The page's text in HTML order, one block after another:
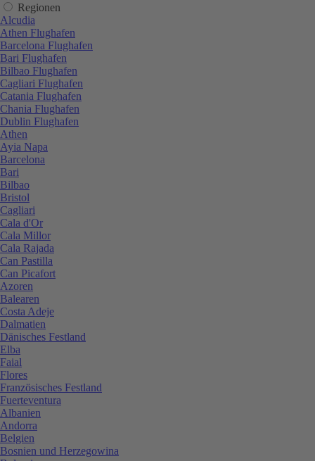
Regionen
Alcudia
Athen Flughafen
Barcelona Flughafen
Bari Flughafen
Bilbao Flughafen
Cagliari Flughafen
Catania Flughafen
Chania Flughafen
Dublin Flughafen
Athen
Ayia Napa
Barcelona
Bari
Bilbao
Bristol
Cagliari
Cala d'Or
Cala Millor
Cala Rajada
Can Pastilla
Can Picafort
Azoren
Balearen
Costa Adeje
Dalmatien
Dänisches Festland
Elba
Faial
Flores
Französisches Festland
Fuerteventura
Albanien
Andorra
Belgien
Bosnien und Herzegowina